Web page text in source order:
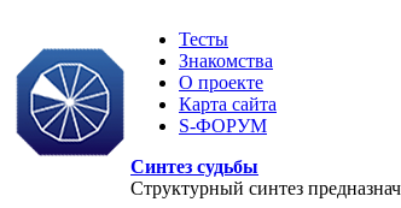
Тесты
Знакомства
О проекте
Карта сайта
S-ФОРУМ
Синтез судьбы
Структурный синтез